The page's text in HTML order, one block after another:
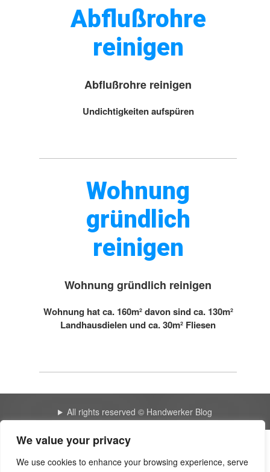
We value your privacy
We use cookies to enhance your browsing experience, serve
Abflußrohre
reinigen
Abflußrohre reinigen
Undichtigkeiten aufspüren
Wohnung
gründlich
reinigen
Wohnung gründlich reinigen
Wohnung hat ca. 160m² davon sind ca. 130m²
Landhausdielen und ca. 30m² Fliesen
All rights reserved © Handwerker Blog